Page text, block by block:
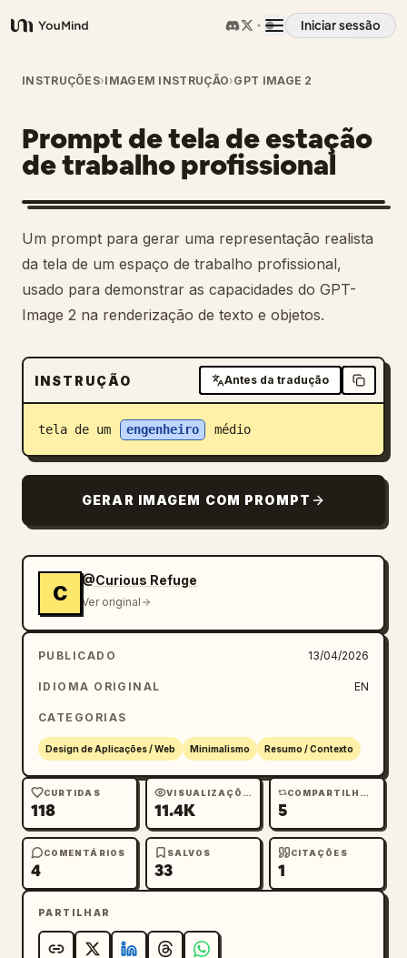
YouMind
Iniciar sessão
Visão geral
Casos de uso
Habilidades
Prompts
Preços
Transferir
Blogue
Atualizações
INSTRUÇÕES›IMAGEM INSTRUÇÃO›GPT IMAGE 2
Prompt de tela de estação
de trabalho profissional
Um prompt para gerar uma representação realista
da tela de um espaço de trabalho profissional,
usado para demonstrar as capacidades do GPT-
Image 2 na renderização de texto e objetos.
INSTRUÇÃO Antes da tradução
tela de um engenheiro médio
GERAR IMAGEM COM PROMPT
C
@Curious Refuge
Ver original
PUBLICADO 13/04/2026
IDIOMA ORIGINAL EN
CATEGORIAS
Design de Aplicações / Web Minimalismo Resumo / Contexto
CURTIDAS
118
VISUALIZAÇÕES
11.4K
COMPARTILHAMENTOS
5
COMENTÁRIOS
4
SALVOS
33
CITAÇÕES
1
PARTILHAR